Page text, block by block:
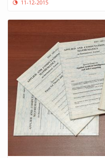
11-12-2015